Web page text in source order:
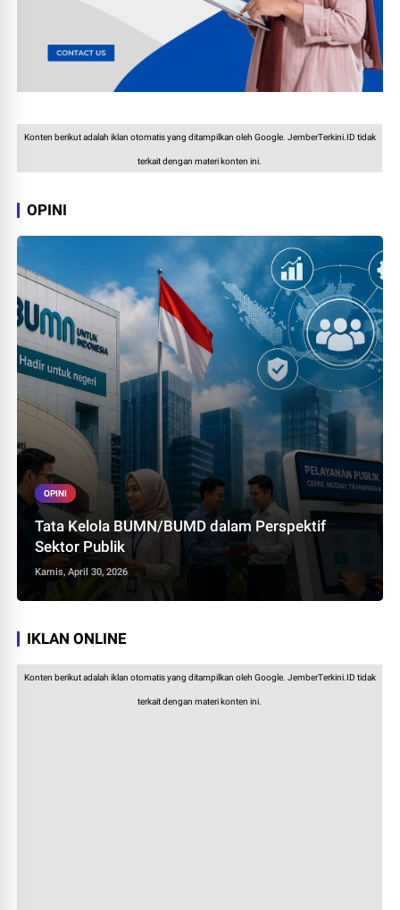
Konten berikut adalah iklan otomatis yang ditampilkan oleh Google. JemberTerkini.ID tidak
terkait dengan materi konten ini.
OPINI
OPINI
Tata Kelola BUMN/BUMD dalam Perspektif
Sektor Publik
Kamis, April 30, 2026
IKLAN ONLINE
Konten berikut adalah iklan otomatis yang ditampilkan oleh Google. JemberTerkini.ID tidak
terkait dengan materi konten ini.